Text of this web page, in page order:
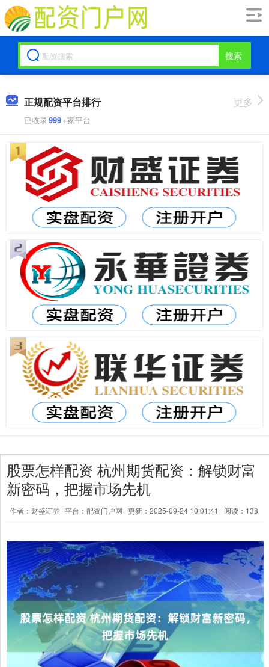
搜索
正规配资平台排行
已收录999+家平台
更多
股票怎样配资 杭州期货配资：解锁财富
新密码，把握市场先机
作者：财盛证券 平台：配资门户网 更新：2025-09-24 10:01:41 阅读：138